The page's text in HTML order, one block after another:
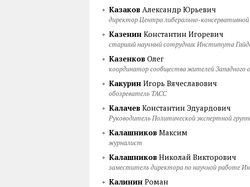
Казаков Александр Юрьевич
директор Центра либерально-
Казенин Константин Игоревич
старший научный сотрудник Института
Казенков Олег
координатор сообщества жителей Западного
Какурин Игорь Вячеславович
обозреватель ТАСС
Калачев Константин Эдуардович
Руководитель Политической экспертной
Калашников Максим
журналист
Калашников Николай Викторович
заместитель директора по научной работе
Калинин Роман